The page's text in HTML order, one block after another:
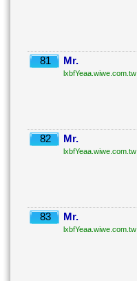
81 Mr.
lxbfYeaa.wiwe.com.tw
82 Mr.
lxbfYeaa.wiwe.com.tw
83 Mr.
lxbfYeaa.wiwe.com.tw